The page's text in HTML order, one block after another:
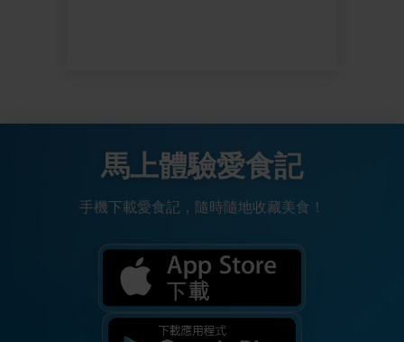
馬上體驗愛食記
手機下載愛食記，隨時隨地收藏美食！